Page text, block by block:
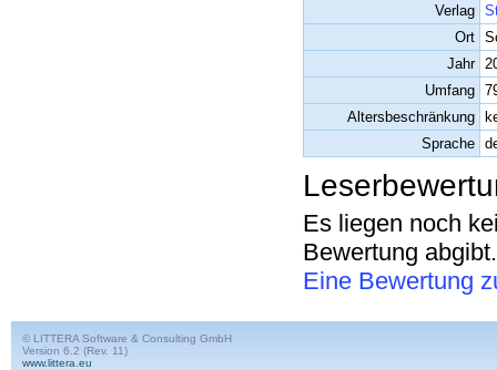
Verlag
Ort
Jahr
Umfang
Altersbeschränkung
Sprache
Es liegen noch
Bewertung abgibt.
Eine Bewertung
© LITTERA Software & Consulting GmbH
Version 6.2 (Rev. 11)
www.littera.eu